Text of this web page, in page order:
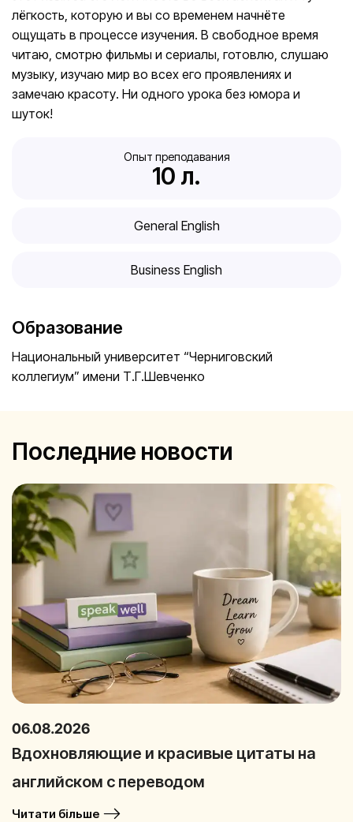
лёгкость, которую и вы со временем начнёте
ощущать в процессе изучения. В свободное время
читаю, смотрю фильмы и сериалы, готовлю, слушаю
музыку, изучаю мир во всех его проявлениях и
замечаю красоту. Ни одного урока без юмора и
шуток!
Опыт преподавания
10 л.
General English
Business English
Образование
Национальный университет “Черниговский
коллегиум” имени Т.Г.Шевченко
Последние новости
06.08.2026
Вдохновляющие и красивые цитаты на
английском с переводом
Читати більше